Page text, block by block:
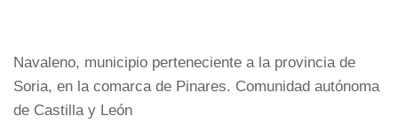
Navaleno, municipio perteneciente a la provincia de
Soria, en la comarca de Pinares. Comunidad autónoma
de Castilla y León